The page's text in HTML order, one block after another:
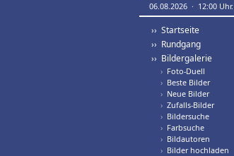
06.08.2026 · 12:00 Uhr.
›› Startseite
›› Rundgang
›› Bildergalerie
› Foto-Duell
› Beste Bilder
› Neue Bilder
› Zufalls-Bilder
› Bildersuche
› Farbsuche
› Bildautoren
› Bilder hochladen